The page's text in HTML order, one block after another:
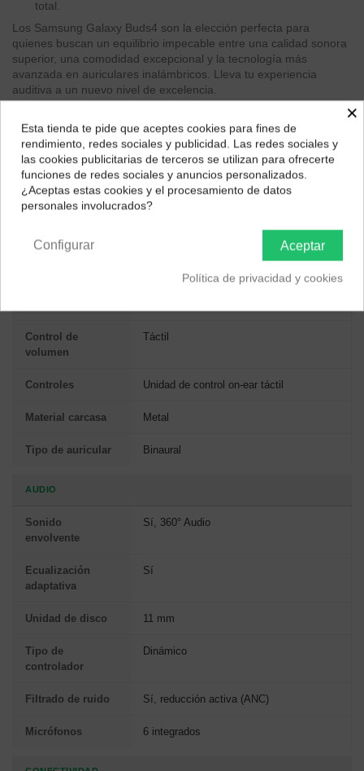
total.
Los Samsung Galaxy Buds4 son la elección perfecta para
quienes buscan un equilibrio impecable entre una calidad sonora
superior, una comodidad excepcional y la tecnología más
avanzada en auriculares inalámbricos. Lleva tu experiencia
auditiva a un nuevo nivel de excelencia.
ESPECIFICACIONES TÉCNICAS
GENERAL
Tipo de producto Auriculares intraaurales inalámbricos
Estilo de uso
Llamadas y música
Control de
volumen
Táctil
Controles Unidad de control on-ear táctil
Material carcasa Metal
Tipo de auricular Binaural
AUDIO
Sonido
envolvente
Sí, 360° Audio
Ecualización
adaptativa
Sí
Unidad de disco 11 mm
Tipo de
controlador
Dinámico
Filtrado de ruido Sí, reducción activa (ANC)
Micrófonos 6 integrados
¿Dónde deseas recibir tu pedido?
Selecciona tu ubicación para mostrarte los precios e
impuestos correctos para tu región.
×
Esta tienda te pide que aceptes cookies para fines de
rendimiento, redes sociales y publicidad. Las redes sociales y
las cookies publicitarias de terceros se utilizan para ofrecerte
funciones de redes sociales y anuncios personalizados.
¿Aceptas estas cookies y el procesamiento de datos
personales involucrados?
Aceptar
Configurar
Política de privacidad y cookies